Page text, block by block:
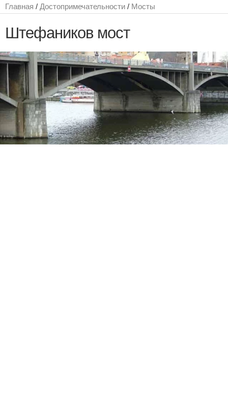
Главная / Достопримечательности / Мосты
Штефаников мост